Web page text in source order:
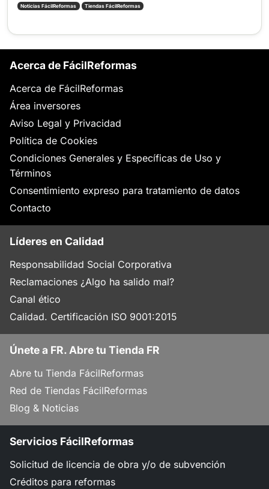
Noticias FácilReformas Tiendas FácilReformas
Acerca de FácilReformas
Acerca de FácilReformas
Área inversores
Aviso Legal y Privacidad
Política de Cookies
Condiciones Generales y Específicas de Uso y
Términos
Consentimiento expreso para tratamiento de datos
Contacto
Líderes en Calidad
Responsabilidad Social Corporativa
Reclamaciones ¿Algo ha salido mal?
Canal ético
Calidad. Certificación ISO 9001:2015
Únete a FR. Abre tu Tienda FR
Abre tu Tienda FácilReformas
Red de Tiendas FácilReformas
Blog & Noticias
Servicios FácilReformas
Solicitud de licencia de obra y/o de subvención
Créditos para reformas